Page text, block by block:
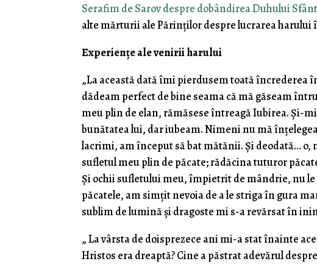
Serafim de Sarov despre dobândirea Duhului Sfânt
alte mărturii ale Părinților despre lucrarea
Experiențe ale venirii harului
„La această dată îmi pierdusem toată
dădeam perfect de bine seama că mă găseam
meu plin de elan, rămăsese întreagă Iubirea. Şi-
bunătatea lui, dar iubeam. Nimeni nu mă
lacrimi, am început să bat mătănii. Şi deodată…
sufletul meu plin de păcate; rădăcina tuturor
Şi ochii sufletului meu, împietrit de mândrie, nu
păcatele, am simţit nevoia de a le striga în gura
sublim de lumină şi dragoste mi s-a revărsat în
„ La vârsta de doisprezece ani mi-a stat înainte
Hristos era dreaptă? Cine a păstrat adevărul